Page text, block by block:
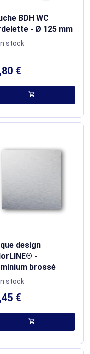
BDH WC
- Ø 125 mm
stock
€
shopping_cart
design
-
brossé
stock
€
shopping_cart